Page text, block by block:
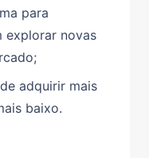
para
explorar novas
adquirir mais
baixo.